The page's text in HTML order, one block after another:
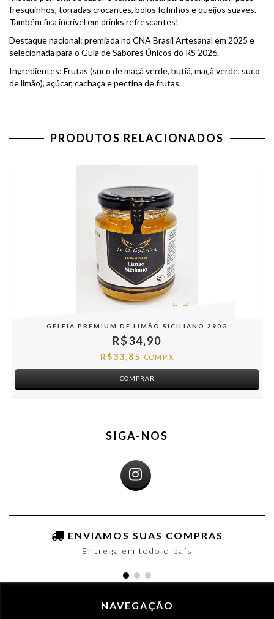
fresquinhos, torradas crocantes, bolos fofinhos e queijos suaves.
Também fica incrível em drinks refrescantes!
Destaque nacional: premiada no CNA Brasil Artesanal em 2025 e
selecionada para o Guia de Sabores Únicos do RS 2026.
Ingredientes: Frutas (suco de maçã verde, butiá, maçã verde, suco
de limão), açúcar, cachaça e pectina de frutas.
PRODUTOS RELACIONADOS
GELEIA PREMIUM DE LIMÃO SICILIANO 290G
R$34,90
R$33,85 COM PIX
SIGA-NOS
ENVIAMOS SUAS COMPRAS
Entrega em todo o país
NAVEGAÇÃO